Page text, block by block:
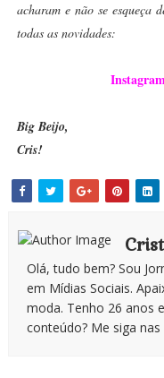
acharam e não se esqueça
todas as novidades:
Big Beijo,
Cris!
Olá, tudo bem? Sou
em Mídias Sociais.
moda. Tenho 26 anos
conteúdo? Me siga nas